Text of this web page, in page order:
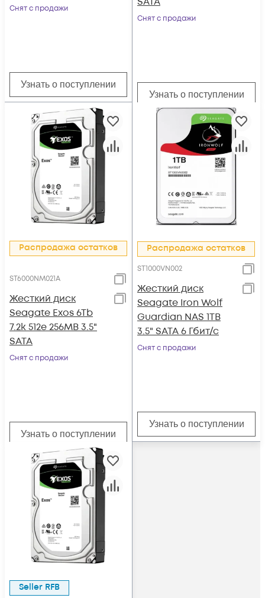
Снят с продажи
Узнать о поступлении
Снят с продажи
Узнать о поступлении
Распродажа остатков
ST6000NM021A
Жесткий диск
Seagate Exos 6Tb
7.2k 512e 256MB 3.5"
SATA
Снят с продажи
Узнать о поступлении
Распродажа остатков
ST1000VN002
Жесткий диск
Seagate Iron Wolf
Guardian NAS 1TB
3.5" SATA 6 Гбит/с
Снят с продажи
Узнать о поступлении
Seller RFB